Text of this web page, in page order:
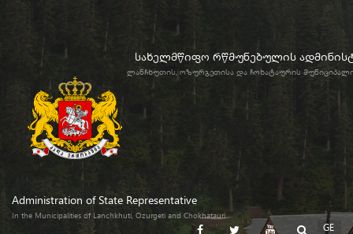
სახელმწიფო რწმუნებულის
ლანჩხუთის, ოზურგეთისა და ჩოხატაურის
Administration of State Representative
In the Municipalities of Lanchkhuti, Ozurgeti and Chokhatauri
GE